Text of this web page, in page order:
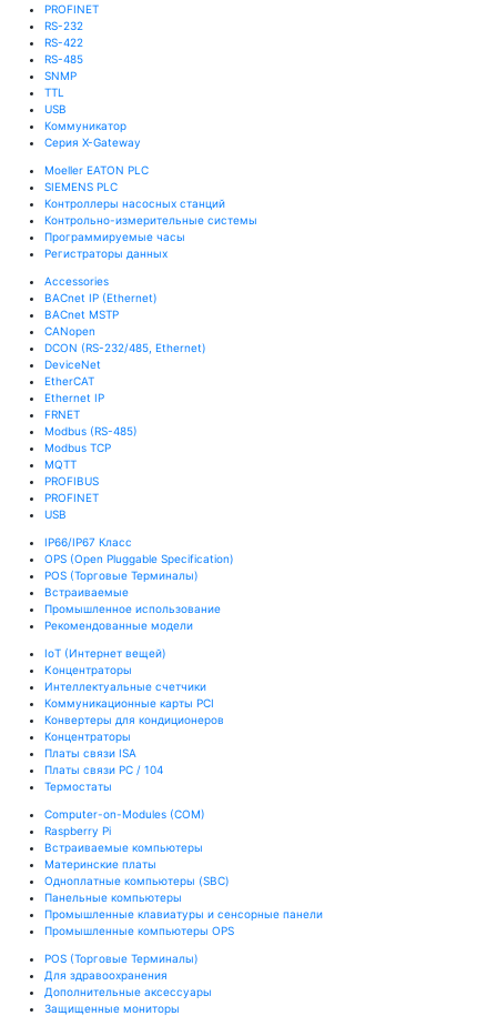
PROFINET
RS-232
RS-422
RS-485
SNMP
TTL
USB
Коммуникатор
Серия X-Gateway
Moeller EATON PLC
SIEMENS PLC
Контроллеры насосных станций
Контрольно-измерительные системы
Программируемые часы
Регистраторы данных
Accessories
BACnet IP (Ethernet)
BACnet MSTP
CANopen
DCON (RS-232/485, Ethernet)
DeviceNet
EtherCAT
Ethernet IP
FRNET
Modbus (RS-485)
Modbus TCP
MQTT
PROFIBUS
PROFINET
USB
IP66/IP67 Класс
OPS (Open Pluggable Specification)
POS (Торговые Терминалы)
Встраиваемые
Промышленное использование
Рекомендованные модели
IoT (Интернет вещей)
Kонцентраторы
Интеллектуальные счетчики
Коммуникационные карты PCI
Конвертеры для кондиционеров
Концентраторы
Платы связи ISA
Платы связи PC / 104
Термостаты
Computer-on-Modules (COM)
Raspberry Pi
Встраиваемые компьютеры
Материнские платы
Одноплатные компьютеры (SBC)
Панельные компьютеры
Промышленные клавиатуры и сенсорные панели
Промышленные компьютеры OPS
POS (Торговые Терминалы)
Для здравоохранения
Дополнительные аксессуары
Защищенные мониторы